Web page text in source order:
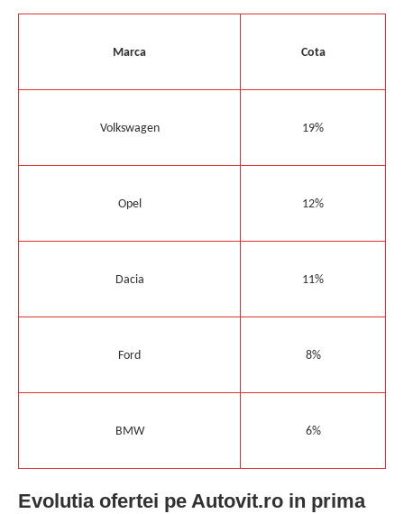
Marca Cota
Volkswagen 19%
Opel 12%
Dacia 11%
Ford 8%
BMW 6%
Evolutia ofertei pe Autovit.ro in prima